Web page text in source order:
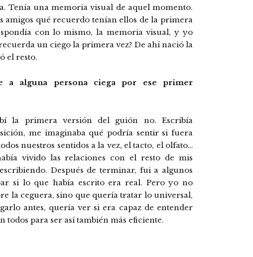
Tenía una memoria visual de aquel momento.
amigos qué recuerdo tenían ellos de la primera
con lo mismo, la memoria visual, y yo
un ciego la primera vez? De ahí nació la
el resto.
a alguna persona ciega por ese primer
la primera versión del guión no. Escribía
me imaginaba qué podría sentir si fuera
nuestros sentidos a la vez, el tacto, el olfato…
vivido las relaciones con el resto de mis
Después de terminar, fui a algunos
si lo que había escrito era real. Pero yo no
la ceguera, sino que quería tratar lo universal,
antes, quería ver si era capaz de entender
todos para ser así también más eficiente.